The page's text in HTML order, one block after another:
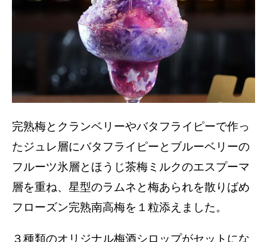
完熟梅とクランベリーやバタフライピーで作っ
たジュレ層にバタフライピーとブルーベリーの
フルーツ氷層とほうじ茶梅ミルクのエスプーマ
層を重ね、星型のラムネと梅あられを散りばめ
フローズン完熟南高梅を１粒添えました。
３種類のオリジナル梅酒シロップがセットにな